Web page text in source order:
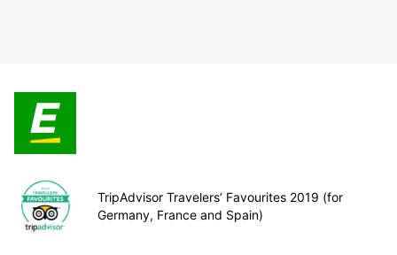
TripAdvisor Travelers’ Favourites 2019 (for
Germany, France and Spain)